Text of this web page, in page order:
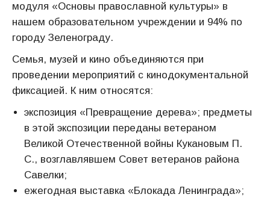
модуля «Основы православной культуры» в
нашем образовательном учреждении и 94% по
городу Зеленограду.
Семья, музей и кино объединяются при
проведении мероприятий с кинодокументальной
фиксацией. К ним относятся:
экспозиция «Превращение дерева»; предметы
в этой экспозиции переданы ветераном
Великой Отечественной войны Кукановым П.
С., возглавлявшем Совет ветеранов района
Савелки;
ежегодная выставка «Блокада Ленинграда»;